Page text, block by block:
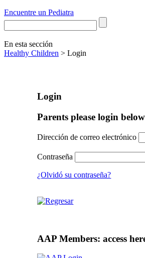
Encuentre un Pediatra
En esta sección
Healthy Children > Login
Login
Parents please login below
Dirección de correo electrónico
Contraseña
¿Olvidó su contraseña?
AAP Members: access